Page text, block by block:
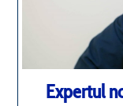
Expertul